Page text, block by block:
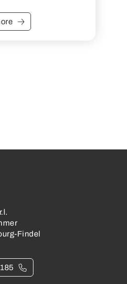
Findel